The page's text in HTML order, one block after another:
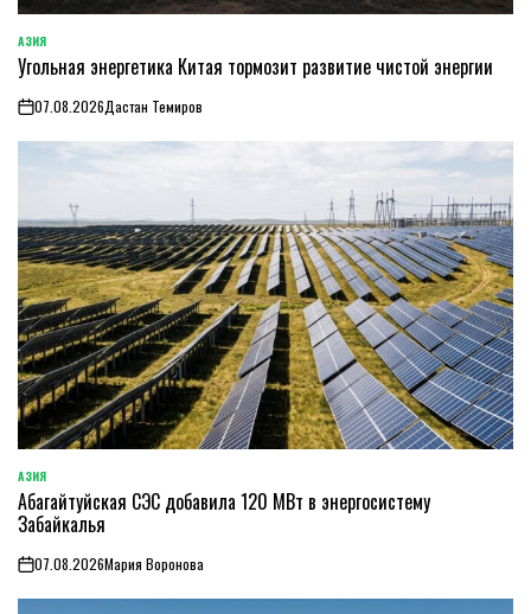
ОПУБЛИКОВАНО
В
АЗИЯ
Угольная энергетика Китая тормозит развитие чистой энергии
on07.08.2026Дастан Темиров
ОПУБЛИКОВАНО
В
АЗИЯ
Абагайтуйская СЭС добавила 120 МВт в энергосистему
Забайкалья
on07.08.2026Мария Воронова